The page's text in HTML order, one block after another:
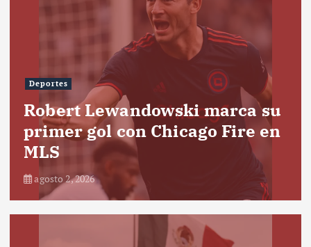
Deportes
Robert Lewandowski marca su
primer gol con Chicago Fire en
MLS
agosto 2, 2026